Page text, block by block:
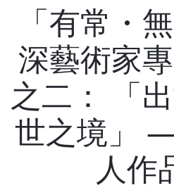
「有常・
深藝術家
之二： 「
世之境」
人作